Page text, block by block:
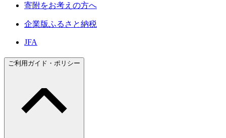
寄附をお考えの方へ
企業版ふるさと納税
JFA
ご利用ガイド・ポリシー